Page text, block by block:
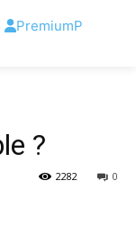
PremiumP
?
0
2282